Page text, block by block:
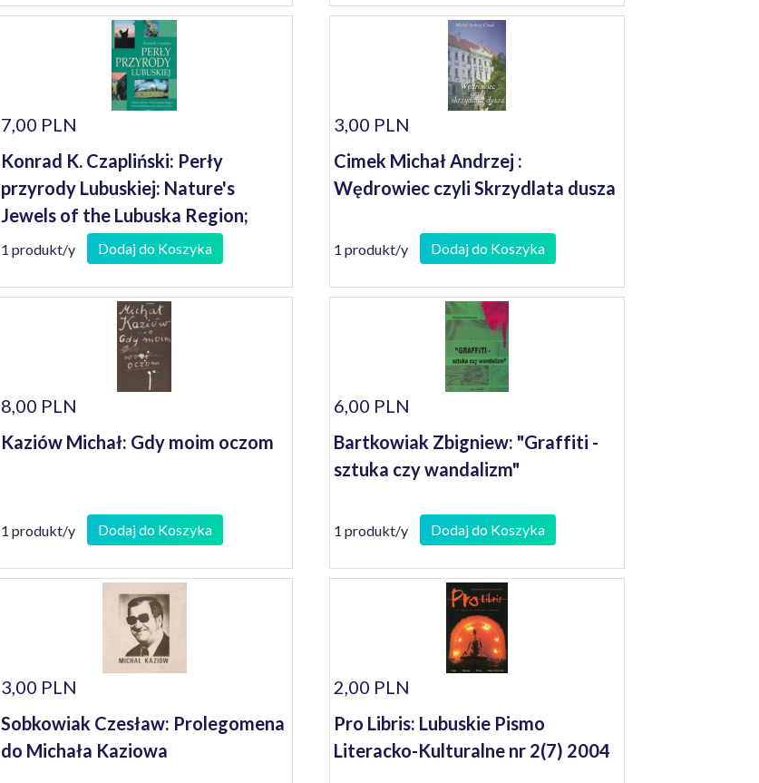
7,00 PLN
Konrad K. Czapliński: Perły
przyrody Lubuskiej: Nature's
Jewels of the Lubuska Region;
Naturschoneiten des Lebuser
1 produkt/y Dodaj do Koszyka
3,00 PLN
Cimek Michał Andrzej :
Wędrowiec czyli Skrzydlata dusza
1 produkt/y Dodaj do Koszyka
8,00 PLN
Kaziów Michał: Gdy moim oczom
1 produkt/y Dodaj do Koszyka
6,00 PLN
Bartkowiak Zbigniew: "Graffiti -
sztuka czy wandalizm"
1 produkt/y Dodaj do Koszyka
3,00 PLN
Sobkowiak Czesław: Prolegomena
do Michała Kaziowa
2,00 PLN
Pro Libris: Lubuskie Pismo
Literacko-Kulturalne nr 2(7) 2004